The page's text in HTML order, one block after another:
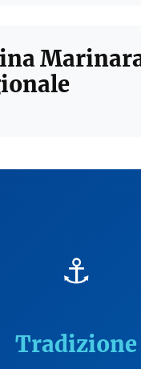
⚓
Tradizione